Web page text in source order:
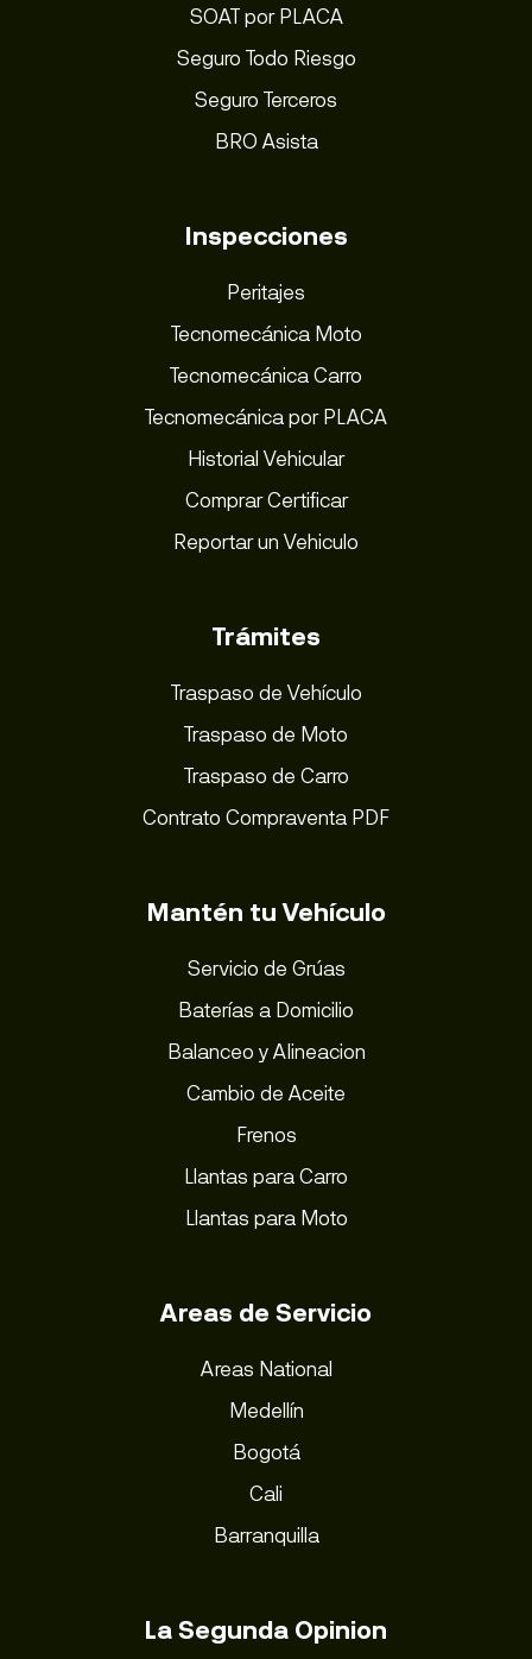
SOAT por PLACA
Seguro Todo Riesgo
Seguro Terceros
BRO Asista
Inspecciones
Peritajes
Tecnomecánica Moto
Tecnomecánica Carro
Tecnomecánica por PLACA
Historial Vehicular
Comprar Certificar
Reportar un Vehiculo
Trámites
Traspaso de Vehículo
Traspaso de Moto
Traspaso de Carro
Contrato Compraventa PDF
Mantén tu Vehículo
Servicio de Grúas
Baterías a Domicilio
Balanceo y Alineacion
Cambio de Aceite
Frenos
Llantas para Carro
Llantas para Moto
Areas de Servicio
Areas National
Medellín
Bogotá
Cali
Barranquilla
La Segunda Opinion